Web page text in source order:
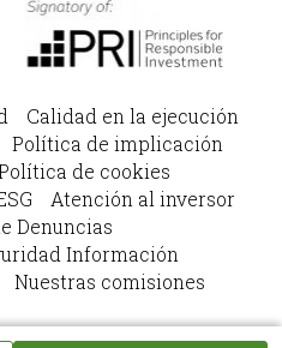
Calidad en la ejecución
Política de implicación
de cookies
Atención al inversor
Denuncias
Información
Nuestras comisiones